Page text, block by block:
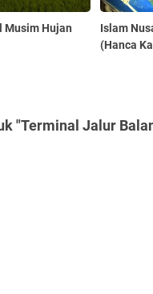
Musim Hujan
Islam
(Hanca
"Terminal Jalur